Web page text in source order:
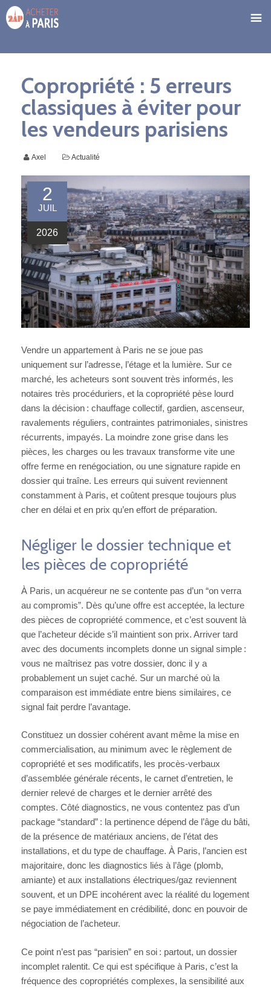
Copropriété : 5 erreurs
classiques à éviter pour
les vendeurs parisiens
Axel Actualité
2
JUIL
2026
Vendre un appartement à Paris ne se joue pas
uniquement sur l’adresse, l’étage et la lumière. Sur ce
marché, les acheteurs sont souvent très informés, les
notaires très procéduriers, et la copropriété pèse lourd
dans la décision : chauffage collectif, gardien, ascenseur,
ravalements réguliers, contraintes patrimoniales, sinistres
récurrents, impayés. La moindre zone grise dans les
pièces, les charges ou les travaux transforme vite une
offre ferme en renégociation, ou une signature rapide en
dossier qui traîne. Les erreurs qui suivent reviennent
constamment à Paris, et coûtent presque toujours plus
cher en délai et en prix qu’en effort de préparation.
Négliger le dossier technique et
les pièces de copropriété
À Paris, un acquéreur ne se contente pas d’un “on verra
au compromis”. Dès qu’une offre est acceptée, la lecture
des pièces de copropriété commence, et c’est souvent là
que l’acheteur décide s’il maintient son prix. Arriver tard
avec des documents incomplets donne un signal simple :
vous ne maîtrisez pas votre dossier, donc il y a
probablement un sujet caché. Sur un marché où la
comparaison est immédiate entre biens similaires, ce
signal fait perdre l’avantage.
Constituez un dossier cohérent avant même la mise en
commercialisation, au minimum avec le règlement de
copropriété et ses modificatifs, les procès-verbaux
d’assemblée générale récents, le carnet d’entretien, le
dernier relevé de charges et le dernier arrêté des
comptes. Côté diagnostics, ne vous contentez pas d’un
package “standard” : la pertinence dépend de l’âge du bâti,
de la présence de matériaux anciens, de l’état des
installations, et du type de chauffage. À Paris, l’ancien est
majoritaire, donc les diagnostics liés à l’âge (plomb,
amiante) et aux installations électriques/gaz reviennent
souvent, et un DPE incohérent avec la réalité du logement
se paye immédiatement en crédibilité, donc en pouvoir de
négociation de l’acheteur.
Ce point n’est pas “parisien” en soi : partout, un dossier
incomplet ralentit. Ce qui est spécifique à Paris, c’est la
fréquence des copropriétés complexes, la sensibilité aux